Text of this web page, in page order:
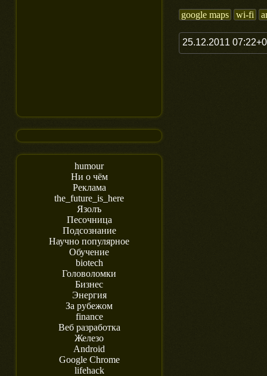
humour
Ни о чём
Реклама
the_future_is_here
Язолъ
Песочница
Подсознание
Научно популярное
Обучение
biotech
Головоломки
Бизнес
Энергия
За рубежом
finance
Веб разработка
Железо
Android
Google Chrome
lifehack
google maps
wi-fi
25.12.2011